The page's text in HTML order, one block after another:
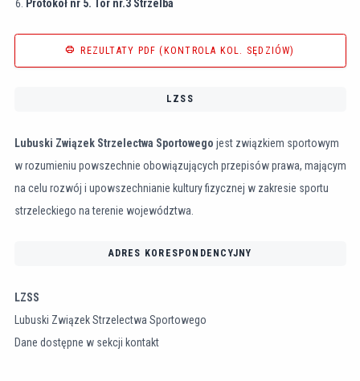
Protokół nr 5. Tor nr.3 Strzelba
print REZULTATY PDF (KONTROLA KOL. SĘDZIÓW)
LZSS
Lubuski Związek Strzelectwa Sportowego jest związkiem sportowym
w rozumieniu powszechnie obowiązujących przepisów prawa, mającym
na celu rozwój i upowszechnianie kultury fizycznej w zakresie sportu
strzeleckiego na terenie województwa.
ADRES KORESPONDENCYJNY
LZSS
Lubuski Związek Strzelectwa Sportowego
Dane dostępne w sekcji kontakt